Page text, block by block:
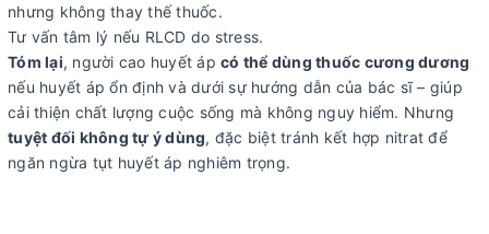
nhưng không thay thế thuốc.
Tư vấn tâm lý nếu RLCD do stress.
Tóm lại, người cao huyết áp có thể dùng thuốc cương dương
nếu huyết áp ổn định và dưới sự hướng dẫn của bác sĩ – giúp
cải thiện chất lượng cuộc sống mà không nguy hiểm. Nhưng
tuyệt đối không tự ý dùng, đặc biệt tránh kết hợp nitrat để
ngăn ngừa tụt huyết áp nghiêm trọng.